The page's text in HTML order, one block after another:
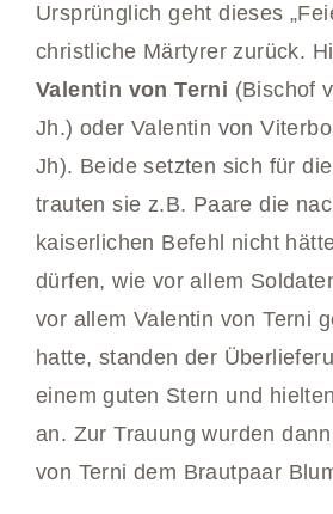
Ursprünglich geht dieses
christliche Märtyrer zurück.
Valentin von Terni (Bischof
Jh.) oder Valentin von
Jh). Beide setzten sich für
trauten sie z.B. Paare die
kaiserlichen Befehl nicht
dürfen, wie vor allem
vor allem Valentin von Terni
hatte, standen der
einem guten Stern und
an. Zur Trauung wurden
von Terni dem Brautpaar